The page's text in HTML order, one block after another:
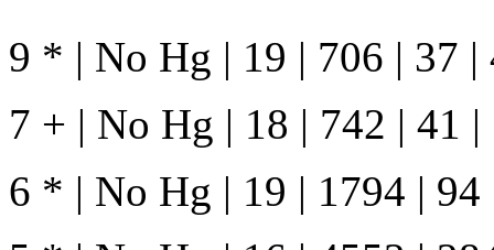
9 * | No Hg | 19 | 706 | 37 |
7 + | No Hg | 18 | 742 | 41
6 * | No Hg | 19 | 1794 | 94